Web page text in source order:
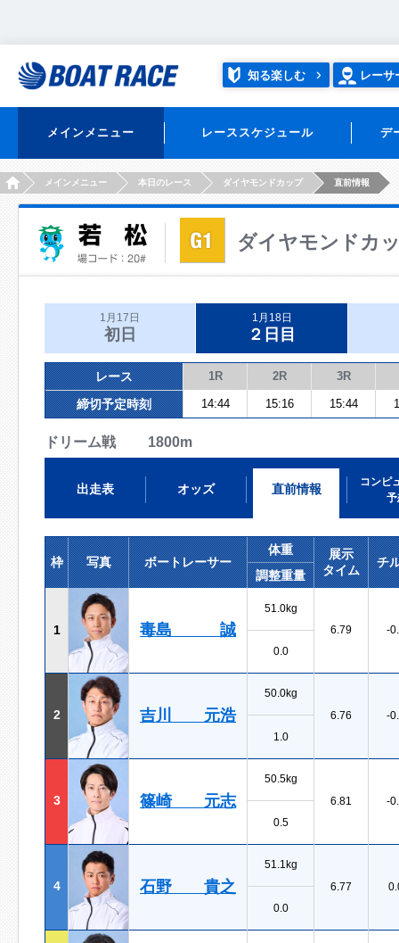
知る楽しむ レーサ
メインメニュー レーススケジュール デ
HOMEメインメニュー 本日のレース ダイヤモンドカップ 直前情報
ダイヤモンドカ
1月17日
初日
1月18日
２日目
レース 1R 2R 3R
締切予定時刻 14:44 15:16 15:44
ドリーム戦 1800m
出走表 オッズ 直前情報
コンピ
予
枠 写真 ボートレーサー
体重
展示
タイム
チ
調整重量
1 毒島 誠
51.0kg
6.79
-
0.0
2 吉川 元浩
50.0kg
6.76
-
1.0
3 篠崎 元志
50.5kg
6.81
-
0.5
4 石野 貴之
51.1kg
6.77
0.0